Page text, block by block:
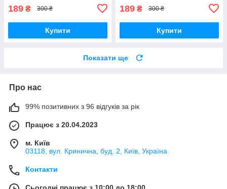
189 ₴ 300 ₴
Купити
189 ₴ 300 ₴
Купити
Показати ще
Про нас
99% позитивних з 96 відгуків за рік
Працює з 20.04.2023
м. Київ
03118, вул. Кринична, буд. 2, Київ, Україна
Контакти